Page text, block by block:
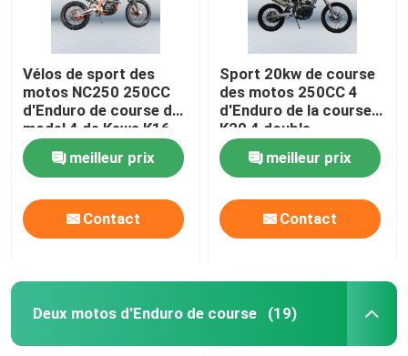
Vélos de sport des
motos NC250 250CC
d'Enduro de course du
model 4 de Kews K16
doubles
meilleur prix
Contact
Sport 20kw de course
des motos 250CC 4
d'Enduro de la course
K20 4 double
meilleur prix
Contact
Deux motos d'Enduro de course (19)